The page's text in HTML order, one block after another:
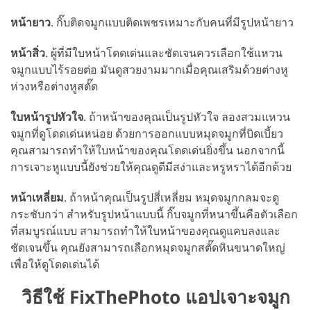
หน้ายาว. กิ๊บติดจมูกแบบติดเพชรเหมาะกับคนที่มีรูปหน้ายาว
หน้าสิ่ว. ผู้ที่มีใบหน้าโดดเด่นและชัดเจนควรเลือกใช้แหวน
จมูกแบบไร้รอยต่อ มันดูสวยงามมากเมื่อคุณเสริมด้วยต่างหู
ห่วงหรือต่างหูสตั๊ด
ใบหน้ารูปหัวใจ. ถ้าหน้าของคุณเป็นรูปหัวใจ ลองสวมแหวน
จมูกที่ดูโดดเด่นหน่อย ด้วยการออกแบบหมุดจมูกที่บิดเบี้ยว
คุณสามารถทำให้ใบหน้าของคุณโดดเด่นยิ่งขึ้น นอกจากนี้
การเจาะหูแบบนี้ยังช่วยให้คุณดูดีมีสง่าและหรูหราได้อีกด้วย
หน้าเหลี่ยม. ถ้าหน้าคุณเป็นรูปสี่เหลี่ยม หมุดจมูกกลมจะดู
กระชับกว่า สำหรับรูปหน้าแบบนี้ กิ๊บจมูกที่หนาขึ้นคือตัวเลือก
ที่สมบูรณ์แบบ สามารถทำให้ใบหน้าของคุณดูแคบลงและ
ชัดเจนขึ้น คุณยังสามารถเลือกหมุดจมูกสตั๊ดหินขนาดใหญ่
เพื่อให้ดูโดดเด่นได้
วิธีใช้ FixThePhoto แอปเจาะจมูก